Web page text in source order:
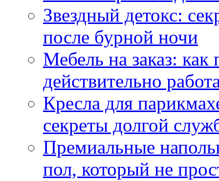
Звездный детокс:
после бурной ночи
Мебель на заказ:
действительно
Кресла для
секреты долгой
Премиальные
пол, который не